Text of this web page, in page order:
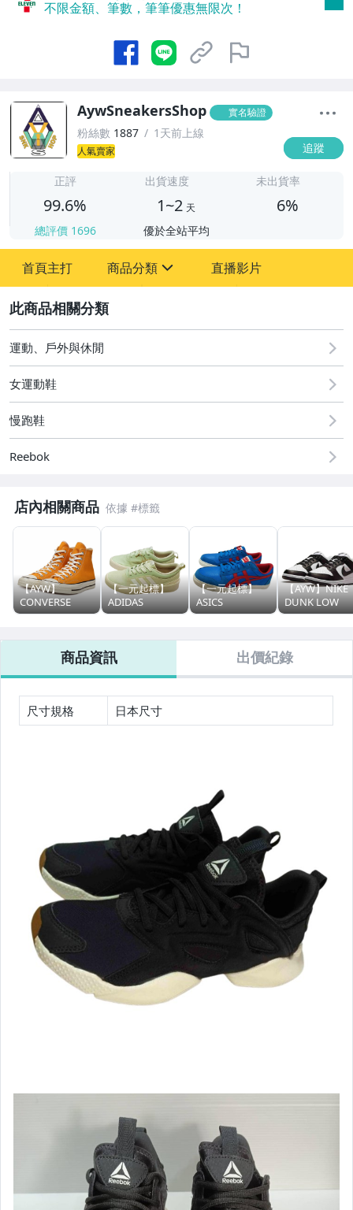
不限金額、筆數，筆筆優惠無限次！
AywSneakersShop 實名驗證
粉絲數 1887 1天前上線
人氣賣家 追蹤
正評
99.6%
總評價 1696
出貨速度
1~2 天
優於全站平均
未出貨率
6%
首頁主打 商品分類
圖書/影音/文具
手機、配件與通訊
玩具、模型與公仔
居家、家具與園藝
女裝與服飾配件
電腦、平板與周邊
運動、戶外與休閒
直播影片
運動、戶外與休閒
女運動鞋
慢跑鞋
Reebok
店內相關商品
【AYW】
CONVERSE
CHUCK TAYLOR
1970 基本款 復
古 穿搭 帆布鞋
板鞋 平底鞋 休
閒鞋 運動鞋
【一元起標】
ADIDAS
FUTUREVULC
布 輕量 基本款
復古 穿搭 休閒
鞋 滑板鞋 運動
鞋 平底鞋 us7
24cm 週日結標
【一元起標】
ASICS
ONITSUKA
塚虎 經典 復古
穿搭 板鞋 平底
鞋 運動鞋 休閒
鞋 us8 26cm 週
日結標
【AYW】NIKE
DUNK LOW
RETRO 熊貓 黑
古 穿搭 板鞋 休
閒鞋 運動鞋
商品資訊 出價紀錄
尺寸規格 日本尺寸